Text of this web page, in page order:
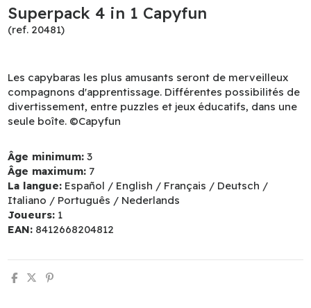
Superpack 4 in 1 Capyfun
(ref. 20481)
Les capybaras les plus amusants seront de merveilleux
compagnons d'apprentissage. Différentes possibilités de
divertissement, entre puzzles et jeux éducatifs, dans une
seule boîte. ©Capyfun
Âge minimum: 3
Âge maximum: 7
La langue: Español / English / Français / Deutsch /
Italiano / Português / Nederlands
Joueurs: 1
EAN: 8412668204812